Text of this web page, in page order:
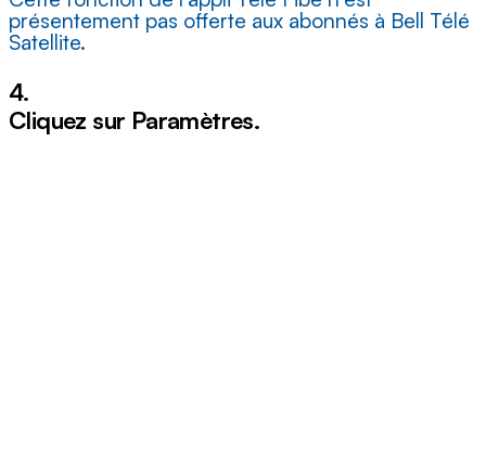
présentement pas offerte aux abonnés à Bell Télé
Satellite.
4.
Cliquez sur Paramètres.